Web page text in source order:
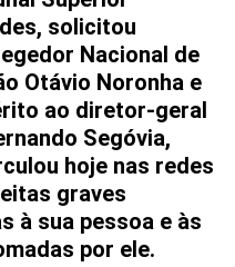
solicitou
Nacional de
Otávio Noronha e
ao diretor-geral
Segóvia,
hoje nas redes
graves
à sua pessoa e às
por ele.